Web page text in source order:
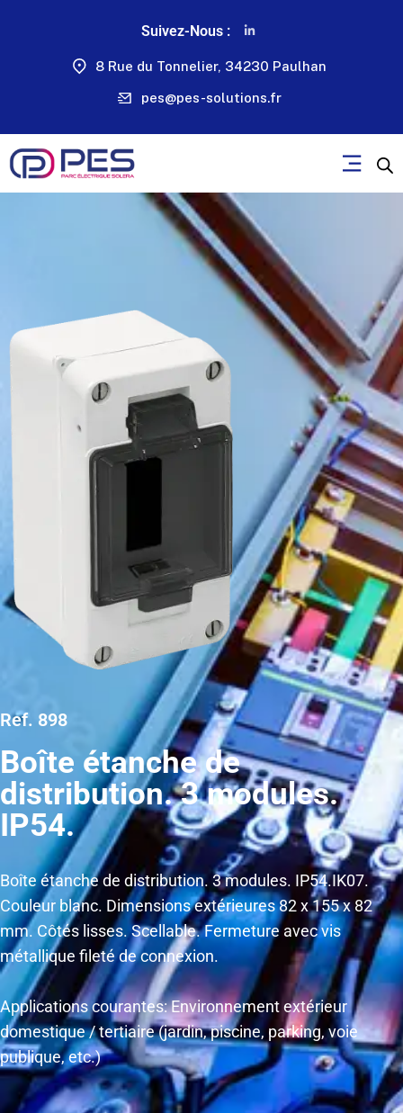
Suivez-Nous :
8 Rue du Tonnelier, 34230 Paulhan
pes@pes-solutions.fr
Ref. 898
Boîte étanche de
distribution. 3 modules.
IP54.
Boîte étanche de distribution. 3 modules. IP54.IK07.
Couleur blanc. Dimensions extérieures 82 x 155 x 82
mm. Côtés lisses. Scellable. Fermeture avec vis
métallique fileté de connexion.
Applications courantes: Environnement extérieur
domestique / tertiaire (jardin, piscine, parking, voie
publique, etc.)